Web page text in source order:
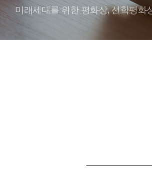
미래세대를 위한 평화상, 선학평화